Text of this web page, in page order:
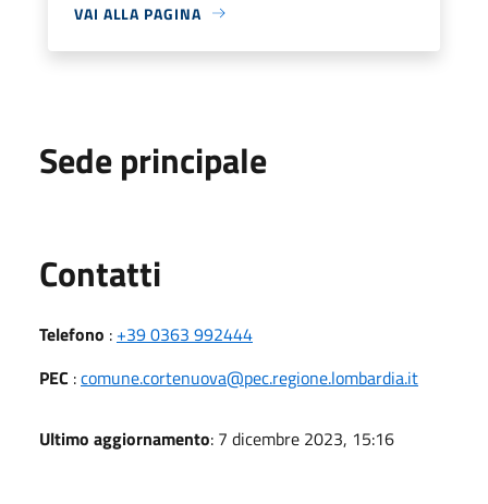
VAI ALLA PAGINA
Sede principale
Contatti
Telefono : +39 0363 992444
PEC :comune.cortenuova@pec.regione.lombardia.it
Ultimo aggiornamento: 7 dicembre 2023, 15:16